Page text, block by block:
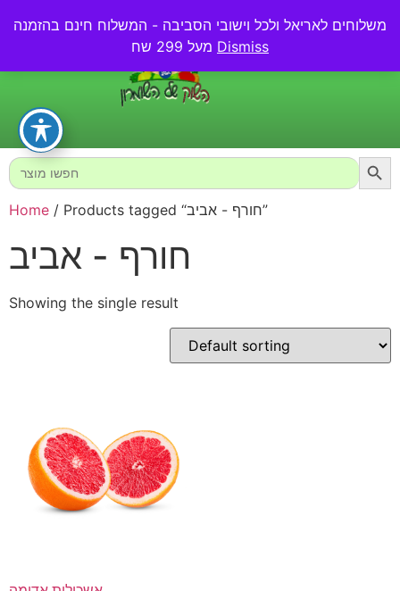
משלוחים לאריאל ולכל וישובי הסביבה - המשלוח חינם בהזמנה
Dismiss
0.00₪
Search
for:
Home / Products tagged “חורף - אביב”
חורף - אביב
Showing the single result